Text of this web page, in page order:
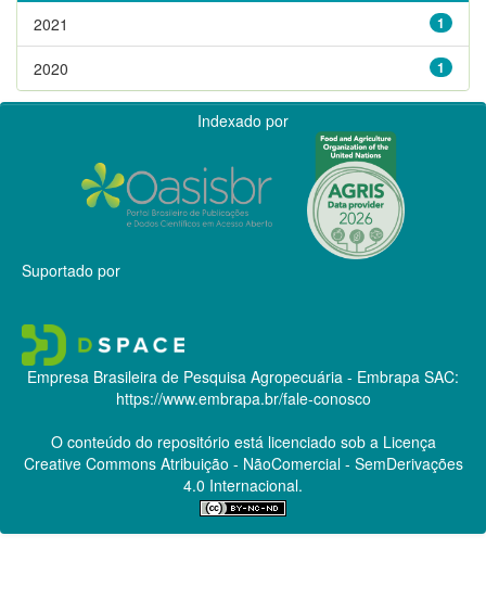
1
2021
1
2020
Indexado por
Suportado por
Empresa Brasileira de Pesquisa Agropecuária - Embrapa SAC:
https://www.embrapa.br/fale-conosco
O conteúdo do repositório está licenciado sob a Licença
Creative CommonsAtribuição - NãoComercial - SemDerivações
4.0 Internacional.